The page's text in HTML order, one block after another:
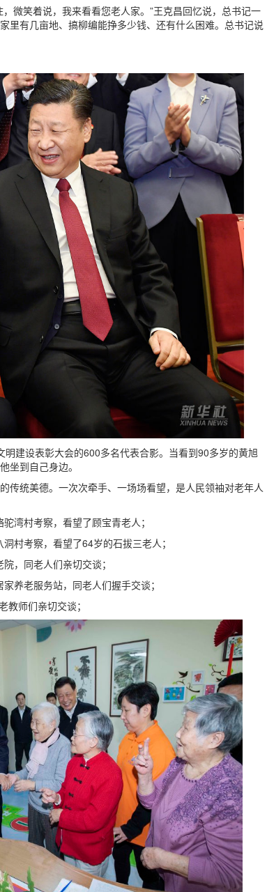
微笑着说，我来看看您老人家。”王克昌回忆说，总书记一
里有几亩地、搞柳编能挣多少钱、还有什么困难。总书记说
建设表彰大会的600多名代表合影。当看到90多岁的黄旭
坐到自己身边。
传统美德。一次次牵手、一场场看望，是人民领袖对老年人
湾村考察，看望了顾宝青老人；
村考察，看望了64岁的石拔三老人；
，同老人们亲切交谈；
养老服务站，同老人们握手交谈；
师们亲切交谈；